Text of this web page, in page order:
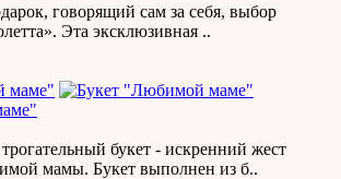
говорящий сам за себя, выбор
Эта эксклюзивная ..
букет - искренний жест
мамы. Букет выполнен из б..